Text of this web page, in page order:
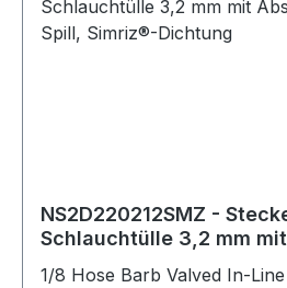
NS2D220212SMZ -
Schlauchtülle 3,2 mm
1/8 Hose Barb Valved In-